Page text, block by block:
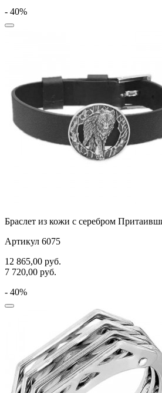
- 40%
Браслет из кожи с серебром
Артикул 6075
12 865,00 руб.
7 720,00 руб.
- 40%